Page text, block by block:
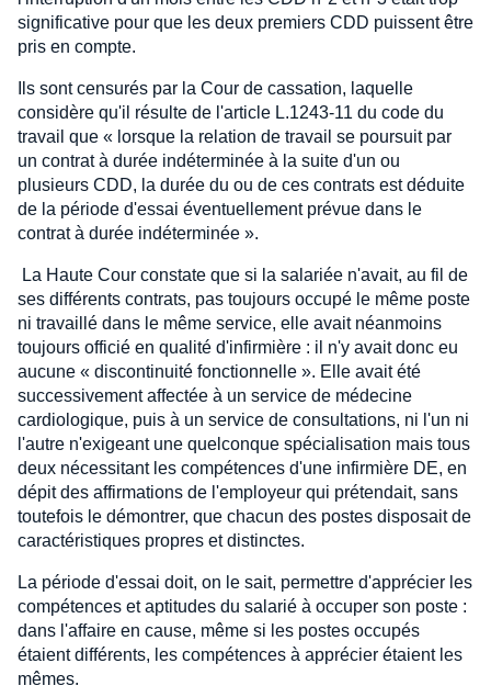
significative pour que les deux premiers CDD puissent être
pris en compte.
Ils sont censurés par la Cour de cassation, laquelle
considère qu'il résulte de l'article L.1243-11 du code du
travail que « lorsque la relation de travail se poursuit par
un contrat à durée indéterminée à la suite d'un ou
plusieurs CDD, la durée du ou de ces contrats est déduite
de la période d'essai éventuellement prévue dans le
contrat à durée indéterminée ».
La Haute Cour constate que si la salariée n'avait, au fil de
ses différents contrats, pas toujours occupé le même poste
ni travaillé dans le même service, elle avait néanmoins
toujours officié en qualité d'infirmière : il n'y avait donc eu
aucune « discontinuité fonctionnelle ». Elle avait été
successivement affectée à un service de médecine
cardiologique, puis à un service de consultations, ni l'un ni
l'autre n'exigeant une quelconque spécialisation mais tous
deux nécessitant les compétences d'une infirmière DE, en
dépit des affirmations de l'employeur qui prétendait, sans
toutefois le démontrer, que chacun des postes disposait de
caractéristiques propres et distinctes.
La période d'essai doit, on le sait, permettre d'apprécier les
compétences et aptitudes du salarié à occuper son poste :
dans l'affaire en cause, même si les postes occupés
étaient différents, les compétences à apprécier étaient les
mêmes.